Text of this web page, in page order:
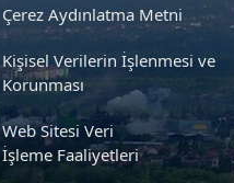
Çerez Aydınlatma Metni
Kişisel Verilerin İşlenmesi ve
Korunması
Web Sitesi Veri
İşleme Faaliyetleri